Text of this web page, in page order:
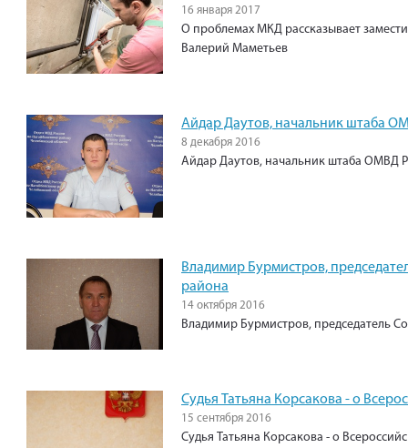
16 января 2017
О проблемах МКД рассказывает
Валерий Маметьев
Айдар Даутов, начальник штаба
8 декабря 2016
Айдар Даутов, начальник штаба ОМВД
Владимир Бурмистров,
района
14 октября 2016
Владимир Бурмистров, председатель
Судья Татьяна Корсакова - о
15 сентября 2016
Судья Татьяна Корсакова - о